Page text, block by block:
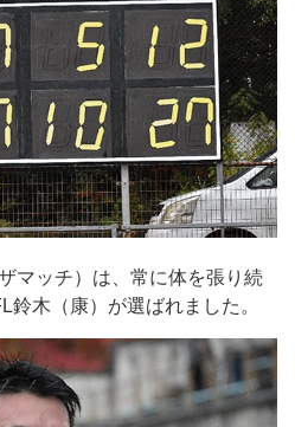
マッチ）は、常に体を張り続
鈴木（康）が選ばれました。